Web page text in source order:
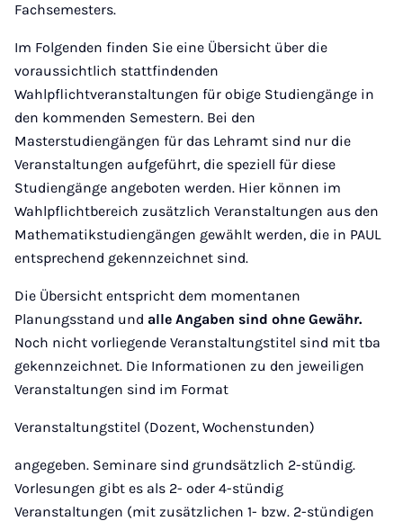
Fachsemesters.
Im Folgenden finden Sie eine Übersicht über die
voraussichtlich stattfindenden
Wahlpflichtveranstaltungen für obige Studiengänge in
den kommenden Semestern. Bei den
Masterstudiengängen für das Lehramt sind nur die
Veranstaltungen aufgeführt, die speziell für diese
Studiengänge angeboten werden. Hier können im
Wahlpflichtbereich zusätzlich Veranstaltungen aus den
Mathematikstudiengängen gewählt werden, die in PAUL
entsprechend gekennzeichnet sind.
Die Übersicht entspricht dem momentanen
Planungsstand und alle Angaben sind ohne Gewähr.
Noch nicht vorliegende Veranstaltungstitel sind mit tba
gekennzeichnet. Die Informationen zu den jeweiligen
Veranstaltungen sind im Format
Veranstaltungstitel (Dozent, Wochenstunden)
angegeben. Seminare sind grundsätzlich 2-stündig.
Vorlesungen gibt es als 2- oder 4-stündig
Veranstaltungen (mit zusätzlichen 1- bzw. 2-stündigen